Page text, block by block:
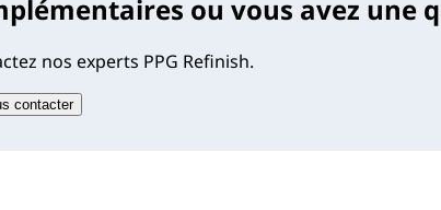
ou vous avez une
nos experts PPG Refinish.
contacter